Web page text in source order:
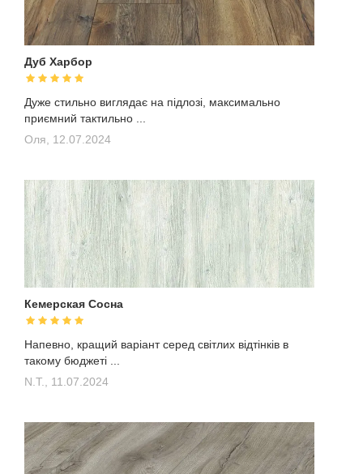
Дуб Харбор
Дуже стильно виглядає на підлозі, максимально
приємний тактильно ...
Оля, 12.07.2024
Кемерская Сосна
Напевно, кращий варіант серед світлих відтінків в
такому бюджеті ...
N.T., 11.07.2024